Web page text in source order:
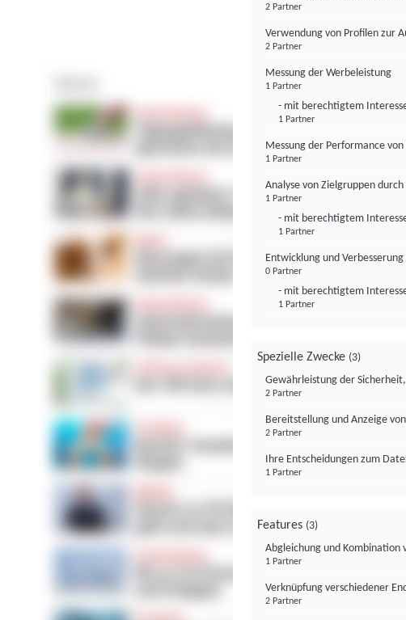
2 Partner
Verwendung von Profilen zur
2 Partner
Messung der Werbeleistung
1 Partner
- mit berechtigtem
1 Partner
Messung der Performance
1 Partner
Analyse von Zielgruppen
1 Partner
- mit berechtigtem
1 Partner
Entwicklung und
0 Partner
- mit berechtigtem
1 Partner
Spezielle Zwecke (3)
Gewährleistung der
2 Partner
Bereitstellung und Anzeige
2 Partner
Ihre Entscheidungen zum
1 Partner
Features (3)
Abgleichung und Kombination
1 Partner
Verknüpfung verschiedener
2 Partner